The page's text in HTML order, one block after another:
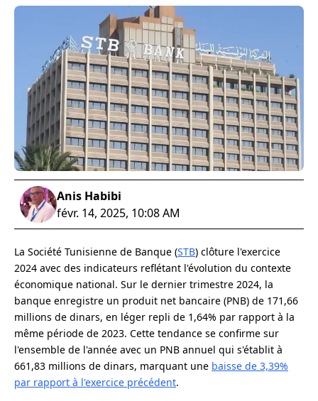
Anis Habibi
févr. 14, 2025, 10:08 AM
La Société Tunisienne de Banque (STB) clôture l'exercice
2024 avec des indicateurs reflétant l'évolution du contexte
économique national. Sur le dernier trimestre 2024, la
banque enregistre un produit net bancaire (PNB) de 171,66
millions de dinars, en léger repli de 1,64% par rapport à la
même période de 2023. Cette tendance se confirme sur
l'ensemble de l'année avec un PNB annuel qui s'établit à
661,83 millions de dinars, marquant une baisse de 3,39%
par rapport à l'exercice précédent.